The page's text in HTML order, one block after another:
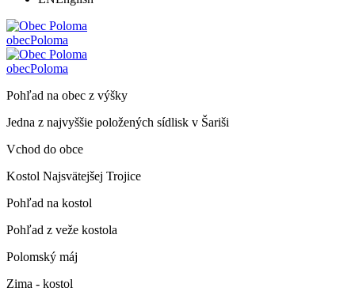
obecPoloma
obecPoloma
Pohľad na obec z výšky
Jedna z najvyššie položených sídlisk v Šariši
Vchod do obce
Kostol Najsvätejšej Trojice
Pohľad na kostol
Pohľad z veže kostola
Polomský máj
Zima - kostol